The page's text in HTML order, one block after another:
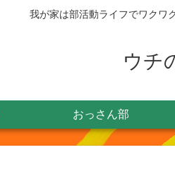
我が家は部活動ライフでワク
ウチ
おっさん部